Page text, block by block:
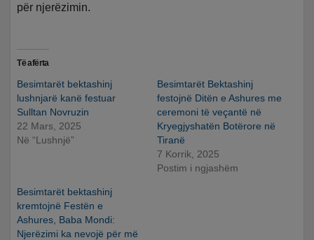
për njerëzimin.
Të afërta
Besimtarët bektashinj
lushnjarë kanë festuar
Sulltan Novruzin
22 Mars, 2025
Në “Lushnjë”
Besimtarët Bektashinj
festojnë Ditën e Ashures me
ceremoni të veçantë në
Kryegjyshatën Botërore në
Tiranë
7 Korrik, 2025
Postim i ngjashëm
Besimtarët bektashinj
kremtojnë Festën e
Ashures, Baba Mondi:
Njerëzimi ka nevojë për më